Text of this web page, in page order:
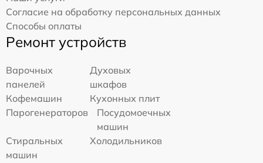
Согласие на обработку персональных данных
Способы оплаты
Ремонт устройств
Варочных
панелей
Духовых
шкафов
Кофемашин
Кухонных плит
Парогенераторов
Посудомоечных
машин
Стиральных
машин
Холодильников